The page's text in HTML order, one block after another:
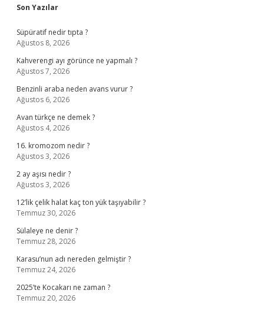
Sidebar
Son Yazılar
Süpüratif nedir tıpta ?
Ağustos 8, 2026
Kahverengi ayı görünce ne yapmalı ?
Ağustos 7, 2026
Benzinli araba neden avans vurur ?
Ağustos 6, 2026
Avan türkçe ne demek ?
Ağustos 4, 2026
16. kromozom nedir ?
Ağustos 3, 2026
2 ay aşısı nedir ?
Ağustos 3, 2026
12’lik çelik halat kaç ton yük taşıyabilir ?
Temmuz 30, 2026
Sülaleye ne denir ?
Temmuz 28, 2026
Karasu’nun adı nereden gelmiştir ?
Temmuz 24, 2026
2025’te Kocakarı ne zaman ?
Temmuz 20, 2026